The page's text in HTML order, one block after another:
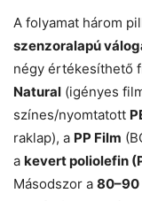
A folyamat három
szenzoralapú
négy értékesíthető
Natural (igényes
színes/nyomtatott
raklap), a PP Film
a kevert poliolefin
Másodszor a 80–90